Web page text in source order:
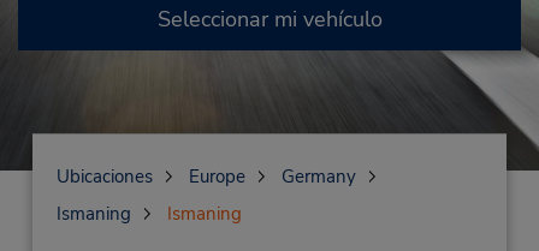
Seleccionar mi vehículo
Ubicaciones Europe
Germany
Ismaning
Ismaning